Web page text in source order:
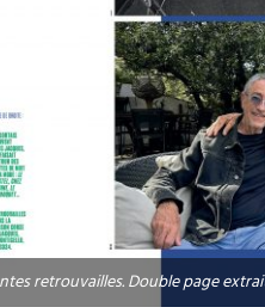
retrouvailles. Double page